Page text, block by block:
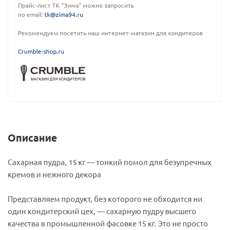
Прайс-лист ТК "Зима" можно запросить
по email: tk@zima94.ru
Рекомендуем посетить наш интернет-магазин для кондитеров
Crumble-shop.ru
Описание
Сахарная пудра, 15 кг — тонкий помол для безупречных
кремов и нежного декора
Представляем продукт, без которого не обходится ни
один кондитерский цех, — сахарную пудру высшего
качества в промышленной фасовке 15 кг. Это не просто